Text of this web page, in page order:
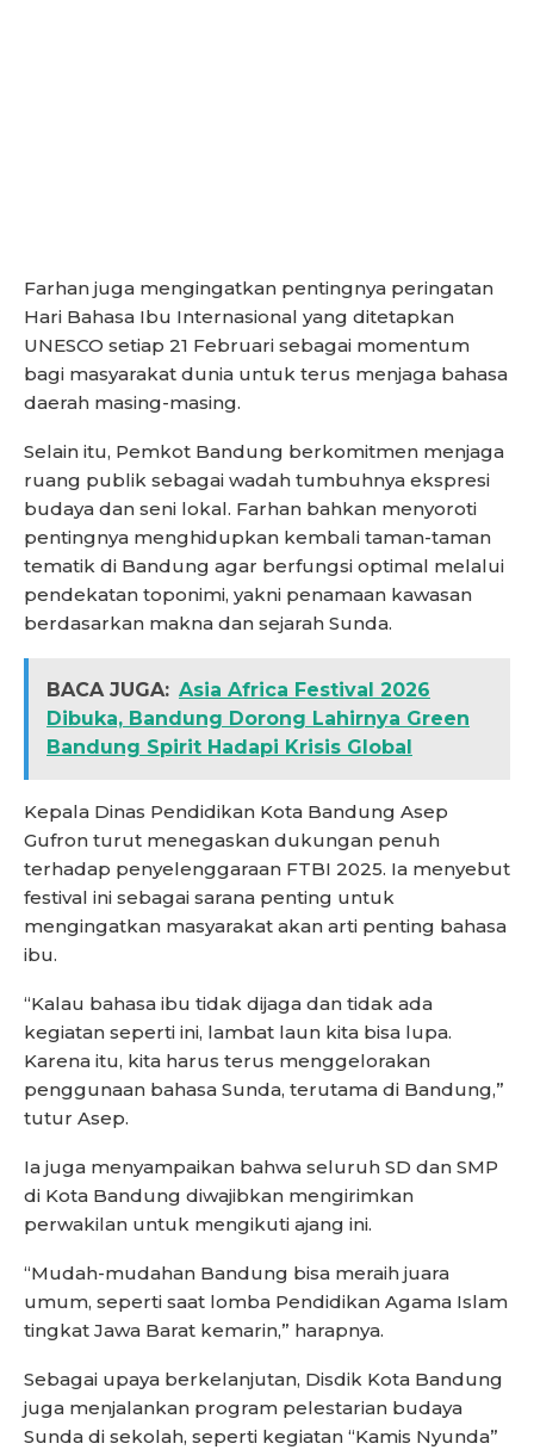
Farhan juga mengingatkan pentingnya peringatan
Hari Bahasa Ibu Internasional yang ditetapkan
UNESCO setiap 21 Februari sebagai momentum
bagi masyarakat dunia untuk terus menjaga bahasa
daerah masing-masing.
Selain itu, Pemkot Bandung berkomitmen menjaga
ruang publik sebagai wadah tumbuhnya ekspresi
budaya dan seni lokal. Farhan bahkan menyoroti
pentingnya menghidupkan kembali taman-taman
tematik di Bandung agar berfungsi optimal melalui
pendekatan toponimi, yakni penamaan kawasan
berdasarkan makna dan sejarah Sunda.
BACA JUGA: Asia Africa Festival 2026
Dibuka, Bandung Dorong Lahirnya Green
Bandung Spirit Hadapi Krisis Global
Kepala Dinas Pendidikan Kota Bandung Asep
Gufron turut menegaskan dukungan penuh
terhadap penyelenggaraan FTBI 2025. Ia menyebut
festival ini sebagai sarana penting untuk
mengingatkan masyarakat akan arti penting bahasa
ibu.
“Kalau bahasa ibu tidak dijaga dan tidak ada
kegiatan seperti ini, lambat laun kita bisa lupa.
Karena itu, kita harus terus menggelorakan
penggunaan bahasa Sunda, terutama di Bandung,”
tutur Asep.
Ia juga menyampaikan bahwa seluruh SD dan SMP
di Kota Bandung diwajibkan mengirimkan
perwakilan untuk mengikuti ajang ini.
“Mudah-mudahan Bandung bisa meraih juara
umum, seperti saat lomba Pendidikan Agama Islam
tingkat Jawa Barat kemarin,” harapnya.
Sebagai upaya berkelanjutan, Disdik Kota Bandung
juga menjalankan program pelestarian budaya
Sunda di sekolah, seperti kegiatan “Kamis Nyunda”